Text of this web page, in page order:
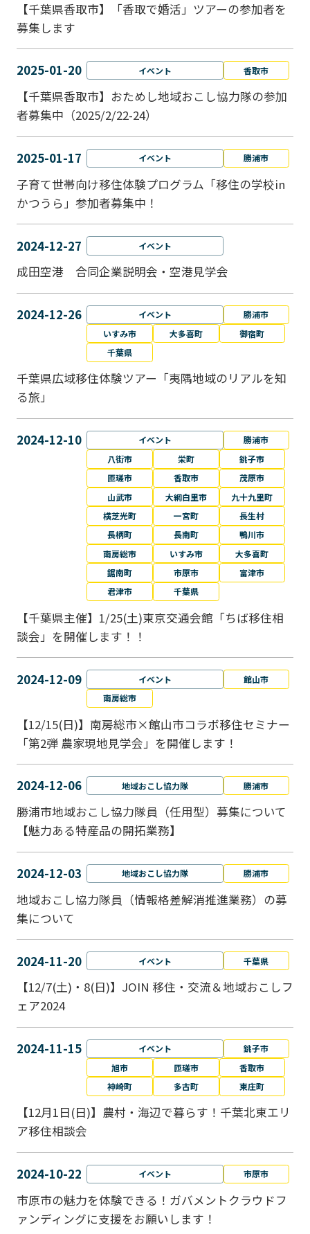
【千葉県香取市】「香取で婚活」ツアーの参加者を
募集します
2025-01-20 イベント 香取市
【千葉県香取市】おためし地域おこし協力隊の参加
者募集中（2025/2/22-24）
2025-01-17 イベント 勝浦市
子育て世帯向け移住体験プログラム「移住の学校in
かつうら」参加者募集中！
2024-12-27 イベント
成田空港 合同企業説明会・空港見学会
2024-12-26 イベント
勝浦市
いすみ市
大多喜町
御宿町
千葉県
千葉県広域移住体験ツアー「夷隅地域のリアルを知
る旅」
2024-12-10 イベント
勝浦市
八街市
栄町
銚子市
匝瑳市
香取市
茂原市
山武市
大網白里市
九十九里町
横芝光町
一宮町
長生村
長柄町
長南町
鴨川市
南房総市
いすみ市
大多喜町
鋸南町
市原市
富津市
君津市
千葉県
【千葉県主催】1/25(土)東京交通会館「ちば移住相
談会」を開催します！！
2024-12-09 イベント
館山市
南房総市
【12/15(日)】南房総市×館山市コラボ移住セミナー
「第2弾 農家現地見学会」を開催します！
2024-12-06 地域おこし協力隊 勝浦市
勝浦市地域おこし協力隊員（任用型）募集について
【魅力ある特産品の開拓業務】
2024-12-03 地域おこし協力隊 勝浦市
地域おこし協力隊員（情報格差解消推進業務）の募
集について
2024-11-20 イベント 千葉県
【12/7(土)・8(日)】JOIN 移住・交流＆地域おこしフ
ェア2024
2024-11-15 イベント
銚子市
旭市
匝瑳市
香取市
神崎町
多古町 東庄町
【12月1日(日)】農村・海辺で暮らす！千葉北東エリ
ア移住相談会
2024-10-22 イベント 市原市
市原市の魅力を体験できる！ガバメントクラウドフ
ァンディングに支援をお願いします！